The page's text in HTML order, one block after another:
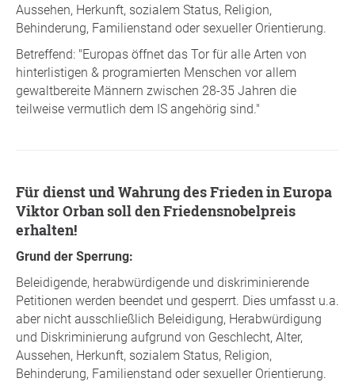
Aussehen, Herkunft, sozialem Status, Religion,
Behinderung, Familienstand oder sexueller Orientierung.
Betreffend: "Europas öffnet das Tor für alle Arten von
hinterlistigen & programierten Menschen vor allem
gewaltbereite Männern zwischen 28-35 Jahren die
teilweise vermutlich dem IS angehörig sind."
Für dienst und Wahrung des Frieden in Europa
Viktor Orban soll den Friedensnobelpreis
erhalten!
Grund der Sperrung:
Beleidigende, herabwürdigende und diskriminierende
Petitionen werden beendet und gesperrt. Dies umfasst u.a.
aber nicht ausschließlich Beleidigung, Herabwürdigung
und Diskriminierung aufgrund von Geschlecht, Alter,
Aussehen, Herkunft, sozialem Status, Religion,
Behinderung, Familienstand oder sexueller Orientierung.